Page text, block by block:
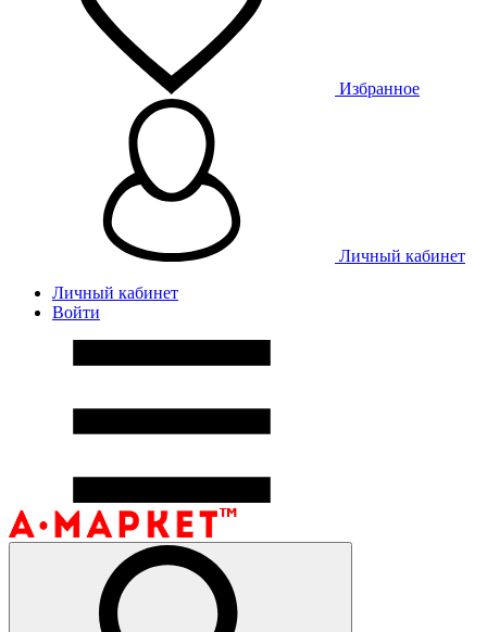
Избранное
Личный кабинет
Личный кабинет
Войти